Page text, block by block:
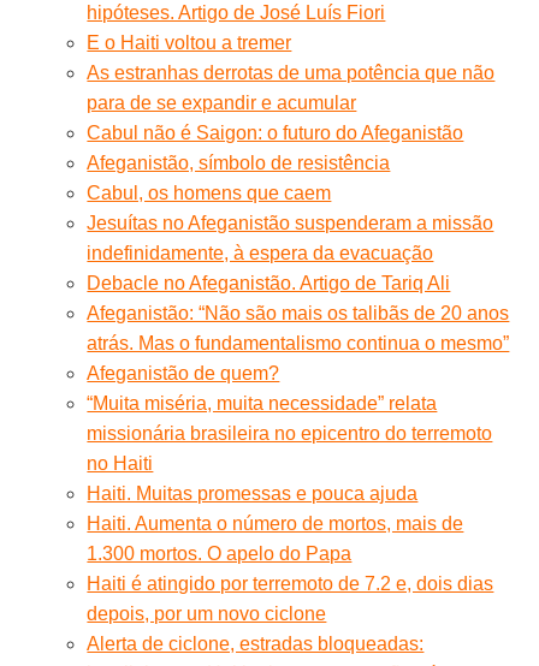
hipóteses. Artigo de José Luís Fiori
E o Haiti voltou a tremer
As estranhas derrotas de uma potência que não
para de se expandir e acumular
Cabul não é Saigon: o futuro do Afeganistão
Afeganistão, símbolo de resistência
Cabul, os homens que caem
Jesuítas no Afeganistão suspenderam a missão
indefinidamente, à espera da evacuação
Debacle no Afeganistão. Artigo de Tariq Ali
Afeganistão: “Não são mais os talibãs de 20 anos
atrás. Mas o fundamentalismo continua o mesmo”
Afeganistão de quem?
“Muita miséria, muita necessidade” relata
missionária brasileira no epicentro do terremoto
no Haiti
Haiti. Muitas promessas e pouca ajuda
Haiti. Aumenta o número de mortos, mais de
1.300 mortos. O apelo do Papa
Haiti é atingido por terremoto de 7.2 e, dois dias
depois, por um novo ciclone
Alerta de ciclone, estradas bloqueadas: